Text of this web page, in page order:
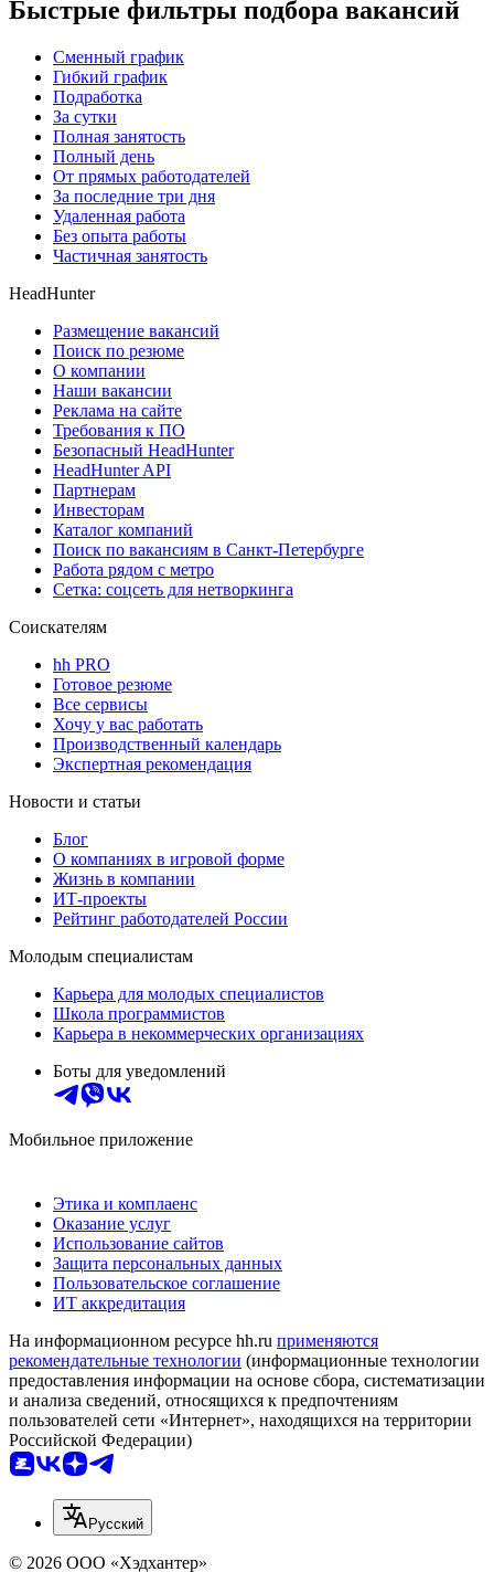
Быстрые фильтры подбора вакансий
Сменный график
Гибкий график
Подработка
За сутки
Полная занятость
Полный день
От прямых работодателей
За последние три дня
Удаленная работа
Без опыта работы
Частичная занятость
HeadHunter
Размещение вакансий
Поиск по резюме
О компании
Наши вакансии
Реклама на сайте
Требования к ПО
Безопасный HeadHunter
HeadHunter API
Партнерам
Инвесторам
Каталог компаний
Поиск по вакансиям в Санкт-Петербурге
Работа рядом с метро
Сетка: соцсеть для нетворкинга
Соискателям
hh PRO
Готовое резюме
Все сервисы
Хочу у вас работать
Производственный календарь
Экспертная рекомендация
Новости и статьи
Блог
О компаниях в игровой форме
Жизнь в компании
ИТ-проекты
Рейтинг работодателей России
Молодым специалистам
Карьера для молодых специалистов
Школа программистов
Карьера в некоммерческих организациях
Боты для уведомлений
Мобильное приложение
Этика и комплаенс
Оказание услуг
Использование сайтов
Защита персональных данных
Пользовательское соглашение
ИТ аккредитация
На информационном ресурсе hh.ru применяются
рекомендательные технологии (информационные технологии
предоставления информации на основе сбора, систематизации
и анализа сведений, относящихся к предпочтениям
пользователей сети «Интернет», находящихся на территории
Российской Федерации)
Русский
© 2026 ООО «Хэдхантер»